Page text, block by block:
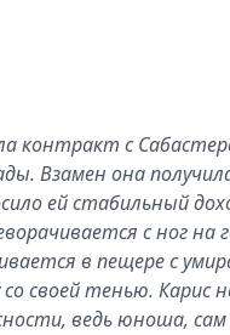
контракт с
Взамен она
ей стабильный
с ног на
в пещере с
своей тенью. Карис
ведь юноша, сам